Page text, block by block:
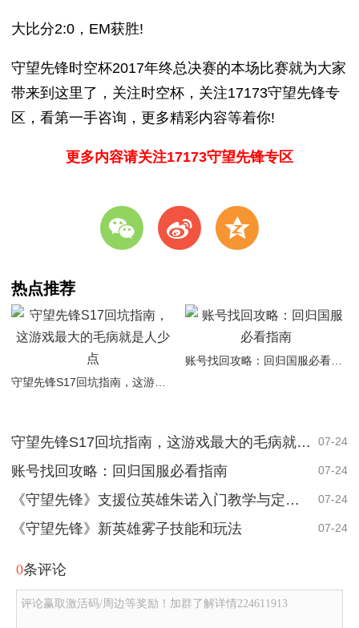
大比分2:0，EM获胜!
守望先锋时空杯2017年终总决赛的本场比赛就为大家
带来到这里了，关注时空杯，关注17173守望先锋专
区，看第一手咨询，更多精彩内容等着你!
更多内容请关注17173守望先锋专区
w t z
热点推荐
守望先锋S17回坑指南，这游戏最大的毛病就是人少点
账号找回攻略：回归国服必看指南
守望先锋S17回坑指南，这游戏最大的毛病就是人少点 07-24
账号找回攻略：回归国服必看指南 07-24
《守望先锋》支援位英雄朱诺入门教学与定位简析 07-24
《守望先锋》新英雄雾子技能和玩法 07-24
0条评论
评论赢取激活码/周边等奖励！加群了解详情224611913